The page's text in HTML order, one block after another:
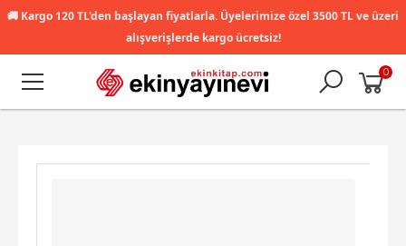
🚚 Kargo 120 TL'den başlayan fiyatlarla. Üyelerimize özel 3500 TL ve üzeri
alışverişlerde kargo ücretsiz!
0